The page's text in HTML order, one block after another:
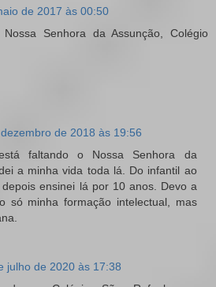
de 2017 às 00:50
Senhora da Assunção, Colégio
de 2018 às 19:56
faltando o Nossa Senhora da
a minha vida toda lá. Do infantil ao
ensinei lá por 10 anos. Devo a
só minha formação intelectual, mas
julho de 2020 às 17:38